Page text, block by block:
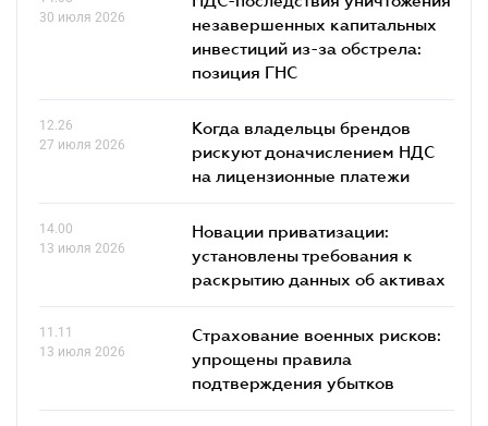
30 июля 2026
незавершенных капитальных
инвестиций из-за обстрела:
позиция ГНС
12.26
27 июля 2026
Когда владельцы брендов
рискуют доначислением НДС
на лицензионные платежи
14.00
13 июля 2026
Новации приватизации:
установлены требования к
раскрытию данных об активах
11.11
13 июля 2026
Страхование военных рисков:
упрощены правила
подтверждения убытков